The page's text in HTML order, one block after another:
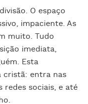
O espaço
impaciente. As
muito. Tudo
imediata,
Esta
cristã: entra nas
redes sociais, e até